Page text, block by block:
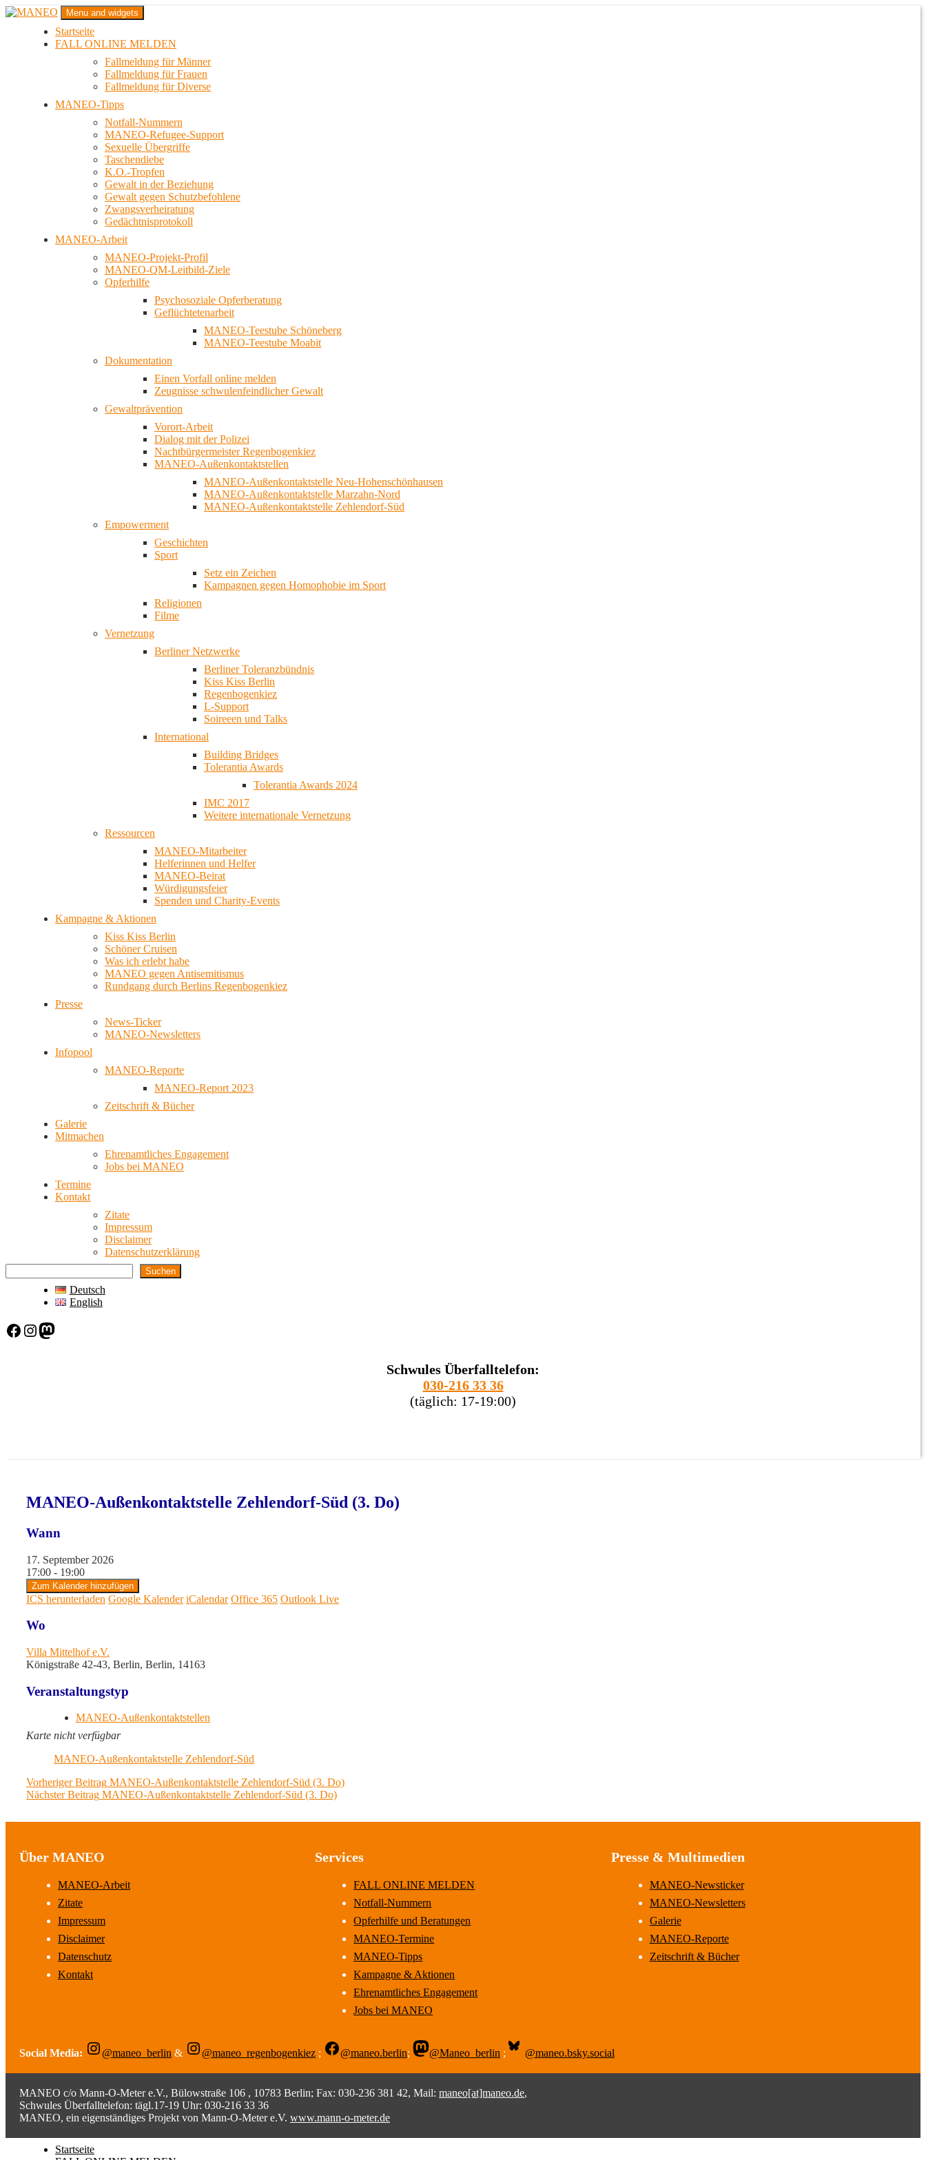
Zum
MANEO
Das schwule Anti-Gewalt-Projekt in Berlin
Menu and widgets
Startseite
FALL ONLINE MELDEN
Fallmeldung für Männer
Fallmeldung für Frauen
Fallmeldung für Diverse
MANEO-Tipps
Notfall-Nummern
MANEO-Refugee-Support
Sexuelle Übergriffe
Taschendiebe
K.O.-Tropfen
Gewalt in der Beziehung
Gewalt gegen Schutzbefohlene
Zwangsverheiratung
Gedächtnisprotokoll
MANEO-Arbeit
MANEO-Projekt-Profil
MANEO-QM-Leitbild-Ziele
Opferhilfe
Psychosoziale Opferberatung
Geflüchtetenarbeit
MANEO-Teestube Schöneberg
MANEO-Teestube Moabit
Dokumentation
Einen Vorfall online melden
Zeugnisse schwulenfeindlicher Gewalt
Gewaltprävention
Vorort-Arbeit
Dialog mit der Polizei
Nachtbürgermeister Regenbogenkiez
MANEO-Außenkontaktstellen
MANEO-Außenkontaktstelle Neu-Hohenschönhausen
MANEO-Außenkontaktstelle Marzahn-Nord
MANEO-Außenkontaktstelle Zehlendorf-Süd
Empowerment
Geschichten
Sport
Setz ein Zeichen
Kampagnen gegen Homophobie im Sport
Religionen
Filme
Vernetzung
Berliner Netzwerke
Berliner Toleranzbündnis
Kiss Kiss Berlin
Regenbogenkiez
L-Support
Soireeen und Talks
International
Building Bridges
Tolerantia Awards
Tolerantia Awards 2024
IMC 2017
Weitere internationale Vernetzung
Ressourcen
MANEO-Mitarbeiter
Helferinnen und Helfer
MANEO-Beirat
Würdigungsfeier
Spenden und Charity-Events
Kampagne & Aktionen
Kiss Kiss Berlin
Schöner Cruisen
Was ich erlebt habe
MANEO gegen Antisemitismus
Rundgang durch Berlins Regenbogenkiez
Presse
News-Ticker
MANEO-Newsletters
Infopool
MANEO-Reporte
MANEO-Report 2023
Zeitschrift & Bücher
Galerie
Mitmachen
Ehrenamtliches Engagement
Jobs bei MANEO
Termine
Kontakt
Zitate
Impressum
Disclaimer
Datenschutzerklärung
Suchen
Deutsch
English
Facebook Instagram Mastodon
Schwules Überfalltelefon:
030-216 33 36
(täglich: 17-19:00)
MANEO-Außenkontaktstelle Zehlendorf-Süd (3. Do)
Wann
17. September 2026
17:00 - 19:00
Zum Kalender hinzufügen
ICS herunterladen Google Kalender iCalendar Office 365 Outlook Live
Wo
Villa Mittelhof e.V.
Königstraße 42-43, Berlin, Berlin, 14163
Veranstaltungstyp
MANEO-Außenkontaktstellen
Karte nicht verfügbar
MANEO-Außenkontaktstelle Zehlendorf-Süd
Beitragsnavigation
Vorheriger Beitrag Previous
post:
MANEO-Außenkontaktstelle Zehlendorf-Süd (3. Do)
Nächster Beitrag Next
MANEO-Außenkontaktstelle Zehlendorf-Süd (3. Do)
Über MANEO
MANEO-Arbeit
Zitate
Impressum
Disclaimer
Datenschutz
Kontakt
Services
FALL ONLINE MELDEN
Notfall-Nummern
Opferhilfe und Beratungen
MANEO-Termine
MANEO-Tipps
Kampagne & Aktionen
Ehrenamtliches Engagement
Jobs bei MANEO
Presse & Multimedien
MANEO-Newsticker
MANEO-Newsletters
Galerie
MANEO-Reporte
Zeitschrift & Bücher
Social Media: @maneo_berlin & @maneo_regenbogenkiez ; @maneo.berlin; @Maneo_berlin ; @maneo.bsky.social
MANEO c/o Mann-O-Meter e.V., Bülowstraße 106 , 10783 Berlin; Fax: 030-236 381 42, Mail: maneo[at]maneo.de,
Schwules Überfalltelefon: tägl.17-19 Uhr: 030-216 33 36
MANEO, ein eigenständiges Projekt von Mann-O-Meter e.V. www.mann-o-meter.de
Startseite